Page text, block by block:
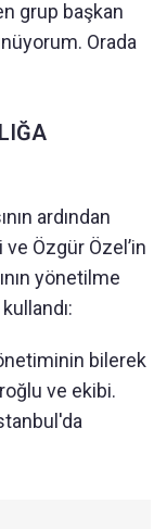
grup başkan
Orada
ardından
ve Özgür Özel’in
yönetilme
bilerek
ve ekibi.